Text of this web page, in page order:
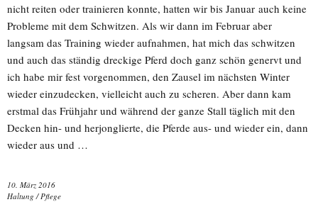
nicht reiten oder trainieren konnte, hatten wir bis Januar auch keine
Probleme mit dem Schwitzen. Als wir dann im Februar aber
langsam das Training wieder aufnahmen, hat mich das schwitzen
und auch das ständig dreckige Pferd doch ganz schön genervt und
ich habe mir fest vorgenommen, den Zausel im nächsten Winter
wieder einzudecken, vielleicht auch zu scheren. Aber dann kam
erstmal das Frühjahr und während der ganze Stall täglich mit den
Decken hin- und herjonglierte, die Pferde aus- und wieder ein, dann
wieder aus und …
10. März 2016
Haltung / Pflege